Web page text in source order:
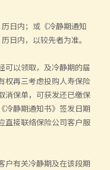
历日内；或《冷静期通知
历日内，以较先者为准。
可以领取，及冷静期的届
权再三考虑投购人寿保险
消保单，可获发还已缴保
冷静期通知书》签发日期
直接联络保险公司客户服
户有关冷静期及在该段期